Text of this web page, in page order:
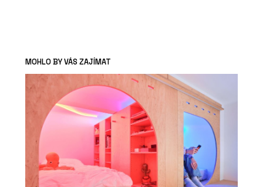
MOHLO BY VÁS ZAJÍMAT